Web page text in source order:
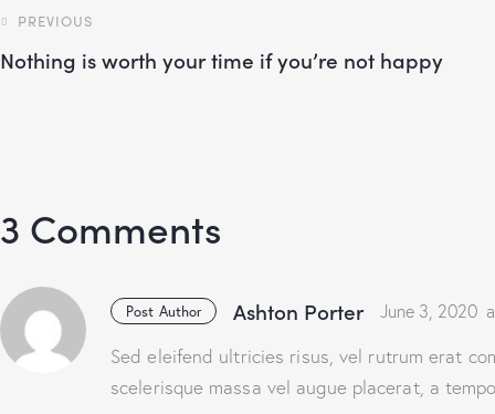
PREVIOUS
Nothing is worth your time if you’re not happy
3 Comments
Post Author Ashton Porter June 3, 2020
Sed eleifend ultricies risus, vel rutrum erat
scelerisque massa vel augue placerat, a